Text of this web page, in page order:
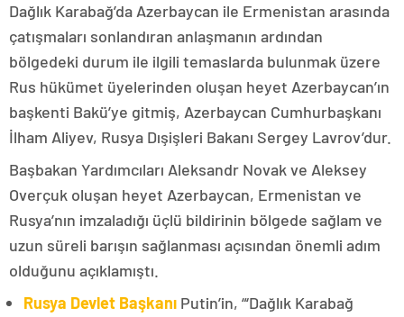
Dağlık Karabağ’da Azerbaycan ile Ermenistan arasında
çatışmaları sonlandıran anlaşmanın ardından
bölgedeki durum ile ilgili temaslarda bulunmak üzere
Rus hükümet üyelerinden oluşan heyet Azerbaycan’ın
başkenti Bakü’ye gitmiş, Azerbaycan Cumhurbaşkanı
İlham Aliyev, Rusya Dışişleri Bakanı Sergey Lavrov’dur.
Başbakan Yardımcıları Aleksandr Novak ve Aleksey
Overçuk oluşan heyet Azerbaycan, Ermenistan ve
Rusya’nın imzaladığı üçlü bildirinin bölgede sağlam ve
uzun süreli barışın sağlanması açısından önemli adım
olduğunu açıklamıştı.
Rusya Devlet Başkanı Putin’in, “‘Dağlık Karabağ